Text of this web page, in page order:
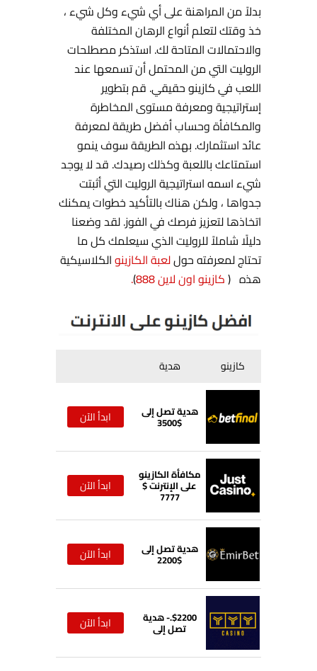
بدلاً من المراهنة على أي شيء وكل شيء ،
خذ وقتك لتعلم أنواع الرهان المختلفة
والاحتمالات المتاحة لك. استذكر مصطلحات
الروليت التي من المحتمل أن تسمعها عند
اللعب في كازينو حقيقي. قم بتطوير
إستراتيجية ومعرفة مستوى المخاطرة
والمكافأة وحساب أفضل طريقة لمعرفة
عائد استثمارك. بهذه الطريقة سوف ينمو
استمتاعك باللعبة وكذلك رصيدك. قد لا يوجد
شيء اسمه استراتيجية الروليت التي أثبتت
جدواها ، ولكن هناك بالتأكيد خطوات يمكنك
اتخاذها لتعزيز فرصك في الفوز. لقد وضعنا
دليلًا شاملاً للروليت الذي سيعلمك كل ما
تحتاج لمعرفته حوللعبة الكازينوالكلاسيكية
هذه (كازينو اون لاين 888 )
.
كازينو هدية
هدية تصل إلى
$3500 ابدأ الآن
مكافأة الكازينو
على الإنترنت $
7777
ابدأ الآن
هدية تصل إلى
$2200 ابدأ الآن
$2200.- هدية
تصل إلى ابدأ الآن